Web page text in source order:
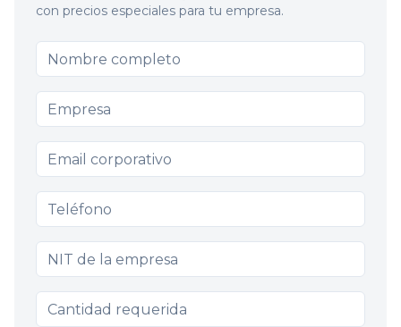
con precios especiales para tu empresa.